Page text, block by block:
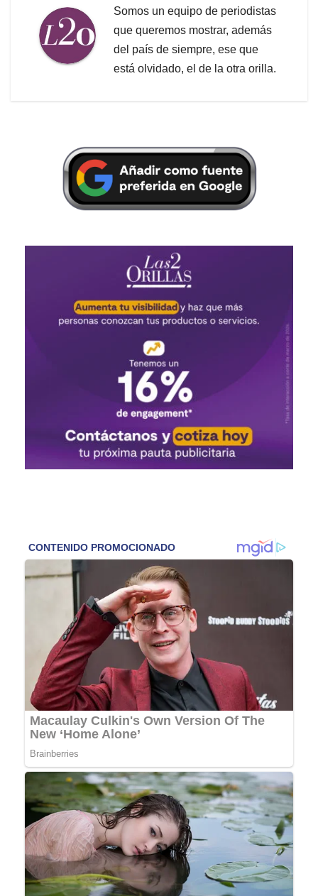
Somos un equipo de periodistas
que queremos mostrar, además
del país de siempre, ese que
está olvidado, el de la otra orilla.